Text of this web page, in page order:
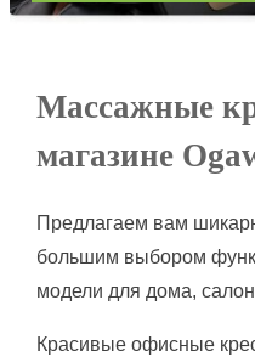
Массажные
магазине
Предлагаем вам
большим выбором
модели для дома,
Красивые офисные